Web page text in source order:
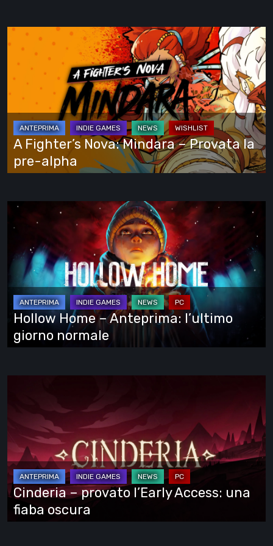
si
vede
tutto
A
Fighter’s
Nova:
Mindara
Provata
la
alpha
A Fighter’s Nova: Mindara – Provata la
pre-alpha
Hollow
Home
Anteprima:
l’ultimo
giorno
normale
Hollow Home – Anteprima: l’ultimo
giorno normale
provato
l’Early
Access:
una
fiaba
oscura
Cinderia – provato l’Early Access: una
fiaba oscura